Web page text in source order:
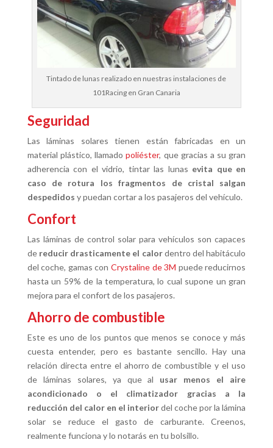
Tintado de lunas realizado en nuestras instalaciones de
101Racing en Gran Canaria
Seguridad
Las láminas solares tienen están fabricadas en un
material plástico, llamadopoliéster, que gracias a su gran
adherencia con el vidrio, tintar las lunas evita que en
caso de rotura los fragmentos de cristal salgan
despedidos y puedan cortar a los pasajeros del vehículo.
Confort
Las láminas de control solar para vehículos son capaces
dereducir drasticamente el calordentro del habitáculo
del coche, gamas con Crystaline de 3M puede reducirnos
hasta un 59% de la temperatura, lo cual supone un gran
mejora para el confort de los pasajeros.
Ahorro de combustible
Este es uno de los puntos que menos se conoce y más
cuesta entender, pero es bastante sencillo. Hay una
relación directa entre el ahorro de combustible y el uso
de láminas solares, ya que al usar menos el aire
acondicionado o el climatizador gracias a la
reducción del calor en el interiordel coche por la lámina
solar se reduce el gasto de carburante. Creenos,
realmente funciona y lo notarás en tu bolsillo.